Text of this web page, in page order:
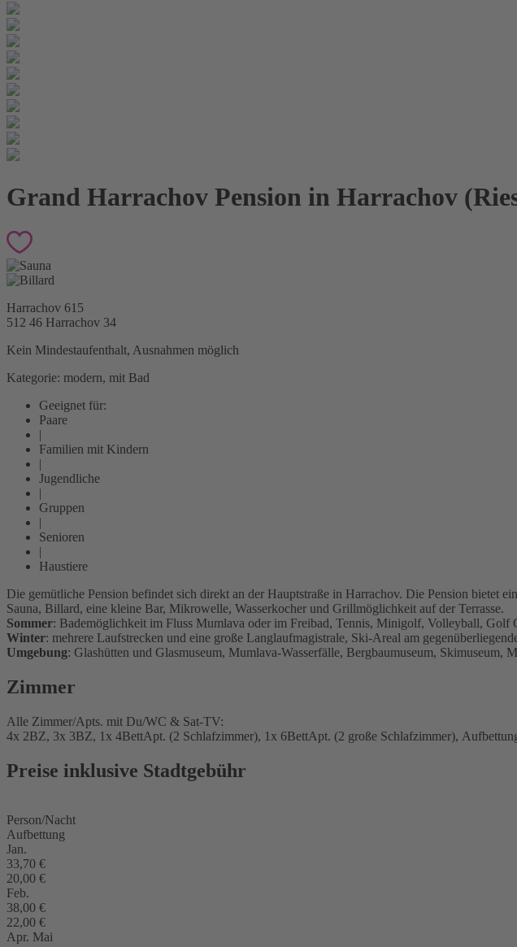
Grand Harrachov Pension in Harrachov
Harrachov 615
512 46 Harrachov 34
Kein Mindestaufenthalt, Ausnahmen möglich
Kategorie: modern, mit Bad
Geeignet für:
Paare
|
Familien mit Kindern
|
Jugendliche
|
Gruppen
|
Senioren
|
Haustiere
Die gemütliche Pension befindet sich direkt an der Hauptstraße in Harrachov. Die Pension bietet
Sauna, Billard, eine kleine Bar, Mikrowelle, Wasserkocher und Grillmöglichkeit auf der Terrasse.
Sommer: Bademöglichkeit im Fluss Mumlava oder im Freibad, Tennis, Minigolf, Volleyball, Golf
Winter: mehrere Laufstrecken und eine große Langlaufmagistrale, Ski-Areal am
Umgebung: Glashütten und Glasmuseum, Mumlava-Wasserfälle, Bergbaumuseum,
Zimmer
Alle Zimmer/Apts. mit Du/WC & Sat-TV:
4x 2BZ, 3x 3BZ, 1x 4BettApt. (2 Schlafzimmer), 1x 6BettApt. (2 große Schlafzimmer),
Preise inklusive Stadtgebühr
Person/Nacht
Aufbettung
Jan.
33,70 €
20,00 €
Feb.
38,00 €
22,00 €
Apr. Mai